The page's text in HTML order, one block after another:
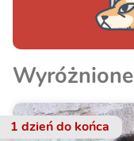
Wyróżnione
1 dzieńdo końca